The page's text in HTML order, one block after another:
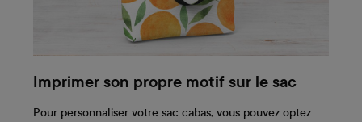
Imprimer son propre motif sur le sac
Pour personnaliser votre sac cabas, vous pouvez optez